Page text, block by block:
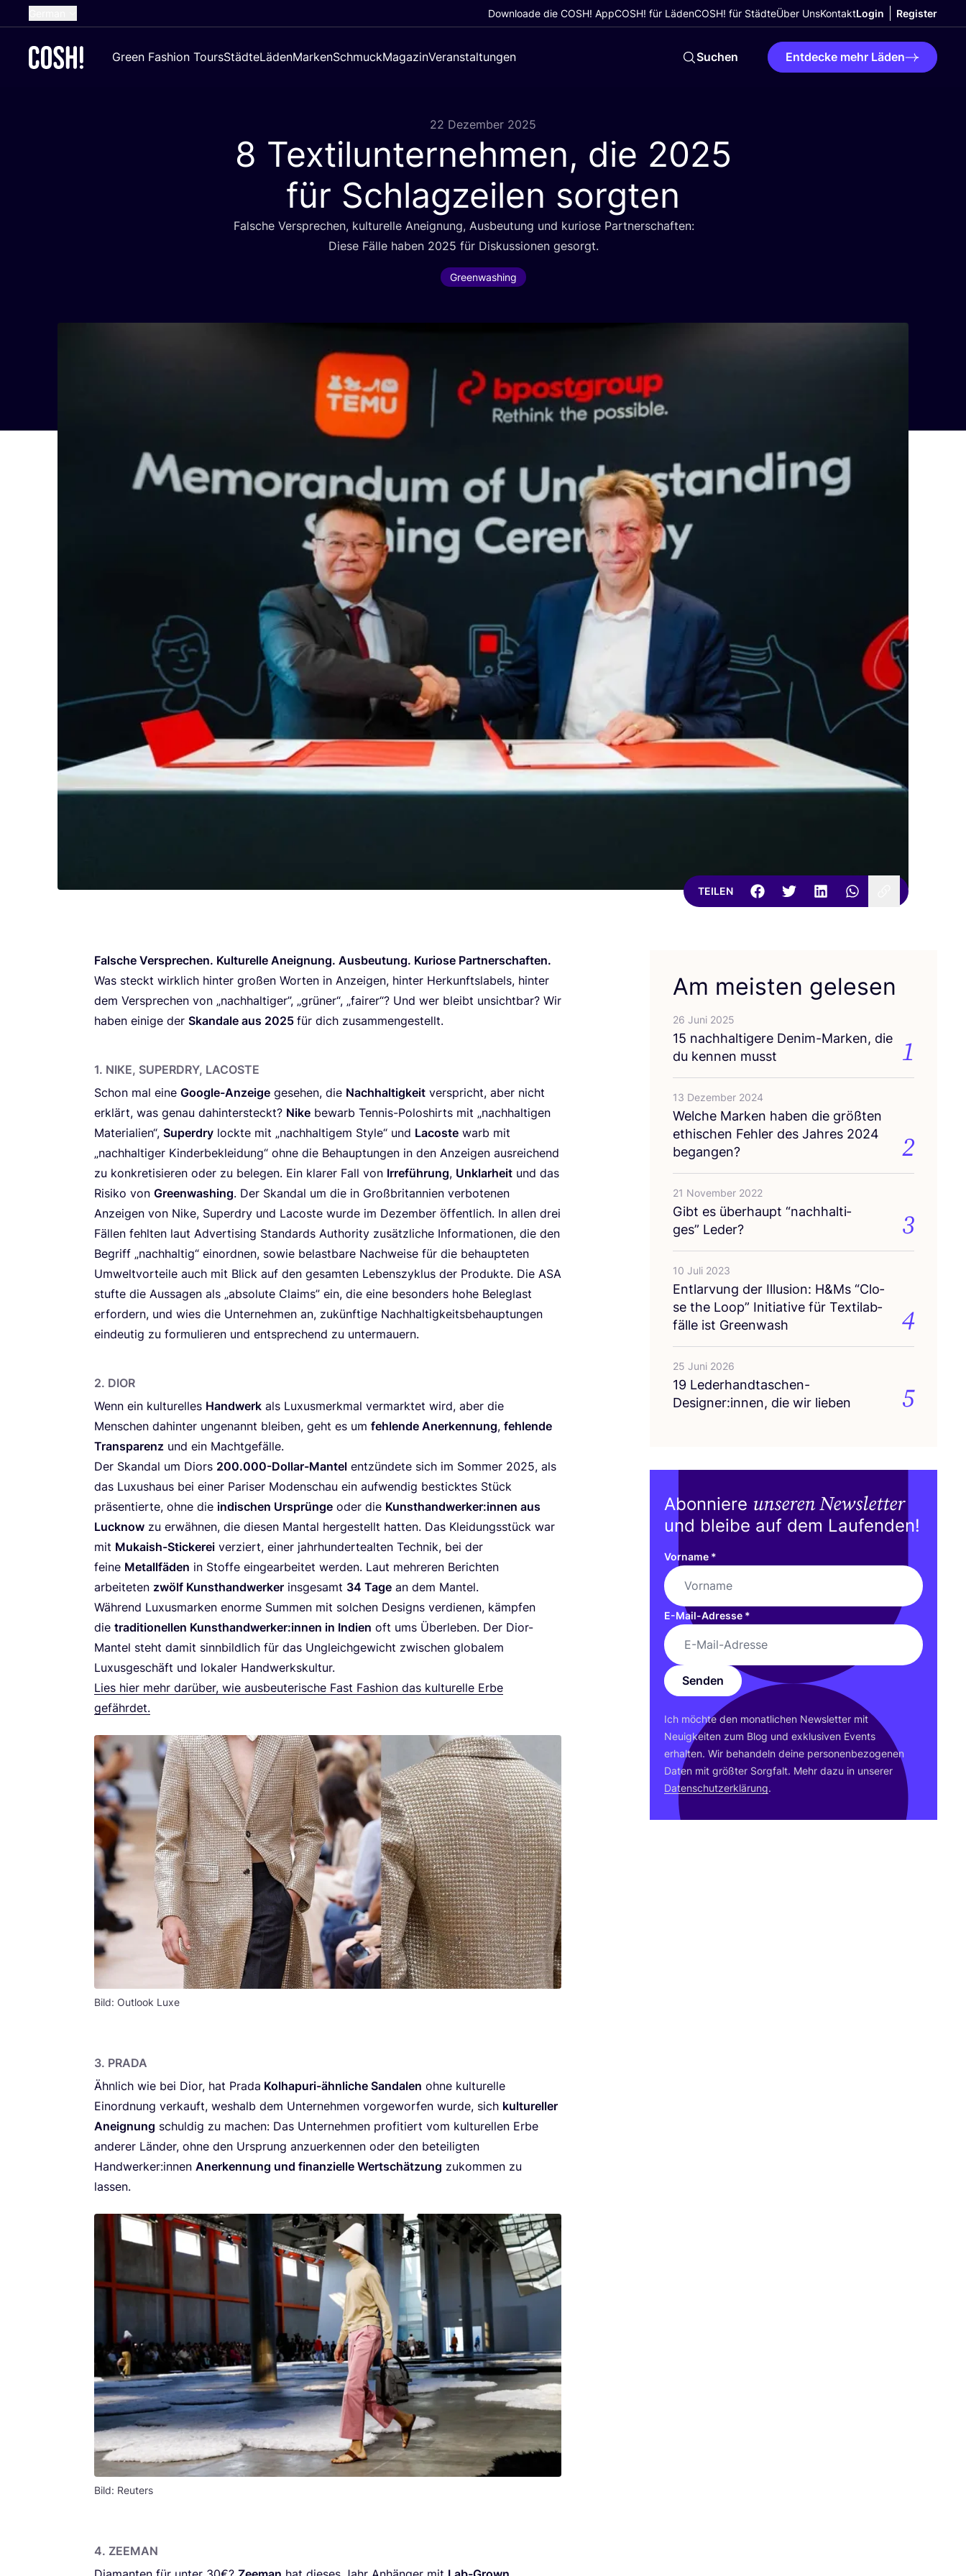
Dutch
Downloade die COSH! AppCOSH! für LädenCOSH! für StädteÜber UnsKontaktLogin Register
Green Fashion ToursStädteLädenMarkenSchmuckMagazinVeranstaltungen Suchen Entdecke mehr Läden
22 Dezember 2025
8 Textilunternehmen, die 2025
für Schlagzeilen sorgten
Fal­sche Ver­spre­chen, kul­tu­rel­le Aneig­nung, Aus­beu­tung und kurio­se Part­ner­schaf­ten:
Die­se Fäl­le haben 2025 für Dis­kus­sio­nen gesorgt.
Greenwashing
TEILEN
Fal­sche Ver­spre­chen. Kul­tu­rel­le Aneig­nung. Aus­beu­tung. Kurio­se Part­ner­schaf­ten.
Was steckt wirk­lich hin­ter gro­ßen Wor­ten in Anzei­gen, hin­ter Her­kunfts­la­bels, hin­ter
dem Ver­spre­chen von „nach­hal­ti­ger”, „grü­ner“, „fai­rer“? Und wer bleibt unsicht­bar? Wir
haben eini­ge der Skan­da­le aus 2025 für dich zusammengestellt.
1. NIKE, SUPER­DRY, LACOSTE
Schon mal eine Goog­le-Anzei­ge gese­hen, die Nach­hal­tig­keit ver­spricht, aber nicht
erklärt, was genau dahin­ter­steckt? Nike bewarb Ten­nis-Polo­shirts mit „nach­hal­ti­gen
Mate­ria­li­en“, Super­dry lock­te mit „nach­hal­ti­gem Style“ und Lacos­te warb mit
„nach­hal­ti­ger Kin­der­be­klei­dung“ ohne die Behaup­tun­gen in den Anzei­gen aus­rei­chend
zu kon­kre­ti­sie­ren oder zu bele­gen. Ein kla­rer Fall von Irre­füh­rung, Unklar­heit und das
Risi­ko von Green­wa­shing. Der Skan­dal um die in Groß­bri­tan­ni­en ver­bo­te­nen
Anzei­gen von Nike, Super­dry und Lacos­te wur­de im Dezem­ber öffent­lich. In allen drei
Fäl­len fehl­ten laut Adver­ti­sing Stan­dards Aut­ho­ri­ty zusätz­li­che Infor­ma­tio­nen, die den
Begriff „nach­hal­tig“ ein­ord­nen, sowie belast­ba­re Nach­wei­se für die behaup­te­ten
Umwelt­vor­tei­le auch mit Blick auf den gesam­ten Lebens­zy­klus der Pro­duk­te. Die ASA
stuf­te die Aus­sa­gen als „abso­lu­te Claims” ein, die eine beson­ders hohe Beleglast
erfor­dern, und wies die Unter­neh­men an, zukünf­ti­ge Nach­hal­tig­keits­be­haup­tun­gen
ein­deu­tig zu for­mu­lie­ren und ent­spre­chend zu untermauern.
2. DIOR
Wenn ein kul­tu­rel­les Hand­werk als Luxus­merk­mal ver­mark­tet wird, aber die
Men­schen dahin­ter unge­nannt blei­ben, geht es um feh­len­de Aner­ken­nung, feh­len­de
Trans­pa­renz und ein Macht­ge­fäl­le.
Der Skan­dal um Diors 200.000-Dollar-Mantel ent­zün­de­te sich im Som­mer 2025, als
das Luxus­haus bei einer Pari­ser Moden­schau ein auf­wen­dig bestick­tes Stück
prä­sen­tier­te, ohne die indi­schen Ursprün­ge oder die Kunsthandwerker:innen aus
Luck­now zu erwäh­nen, die die­sen Man­t­al her­ge­stellt hat­ten. Das Klei­dungs­stück war
mit Mukai­sh-Sti­cke­rei ver­ziert, einer jahr­hun­der­te­al­ten Tech­nik, bei der
fei­ne Metall­fä­den in Stof­fe ein­ge­ar­bei­tet wer­den. Laut meh­re­ren Berich­ten
arbei­te­ten zwölf Kunst­hand­wer­ker ins­ge­samt 34 Tage an dem Man­tel.
Wäh­rend Luxus­mar­ken enor­me Sum­men mit sol­chen Designs ver­die­nen, kämp­fen
die tra­di­tio­nel­len Kunsthandwerker:innen in Indi­en oft ums Über­le­ben. Der Dior-
Man­tel steht damit sinn­bild­lich für das Ungleich­ge­wicht zwi­schen glo­ba­lem
Luxus­ge­schäft und loka­ler Hand­werks­kul­tur.
Lies hier mehr dar­über, wie aus­beu­te­ri­sche Fast Fashion das kul­tu­rel­le Erbe
gefährdet.
Bild: Outlook Luxe
3. PRA­DA
Ähn­lich wie bei Dior, hat Pra­da Kol­ha­pu­ri-ähn­li­che San­da­len ohne kul­tu­rel­le
Ein­ord­nung ver­kauft, wes­halb dem Unter­neh­men vor­ge­wor­fen wur­de, sich kul­tu­rel­ler
Aneig­nung schul­dig zu machen: Das Unter­neh­men pro­fi­tiert vom kul­tu­rel­len Erbe
ande­rer Län­der, ohne den Ursprung anzu­er­ken­nen oder den betei­lig­ten
Handwerker:innen Aner­ken­nung und finan­zi­el­le Wert­schät­zung zukom­men zu
lassen.
Bild: Reuters
4. ZEE­MAN
Am meisten gelesen
26 Juni 2025
15 nach­hal­ti­ge­re Den­im-Mar­ken, die
du ken­nen musst
1
13 Dezember 2024
Wel­che Mar­ken haben die größ­ten
ethi­schen Feh­ler des Jah­res 2024
begangen?
2
21 November 2022
Gibt es über­haupt “nach­hal­ti­
ges” Leder?
3
10 Juli 2023
Ent­lar­vung der Illu­si­on: H&Ms “Clo­
se the Loop” Initia­ti­ve für Tex­til­ab­
fäl­le ist Greenwash
4
25 Juni 2026
19 Lederhandtaschen-
Designer:innen, die wir lieben
5
Abonniere unseren Newsletter
und bleibe auf dem Laufenden!
Vorname *
E-Mail-Adresse *
Senden
Ich möch­te den monat­li­chen News­let­ter mit
Neu­ig­kei­ten zum Blog und exklu­si­ven Events
erhal­ten. Wir behan­deln dei­ne per­so­nen­be­zo­ge­nen
Daten mit größ­ter Sorg­falt. Mehr dazu in unse­rer
Daten­schutz­er­klä­rung.